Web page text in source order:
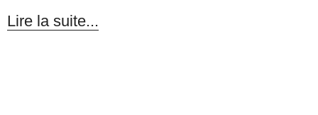
Lire la suite...